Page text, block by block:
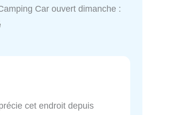
Car ouvert dimanche :
cet endroit depuis